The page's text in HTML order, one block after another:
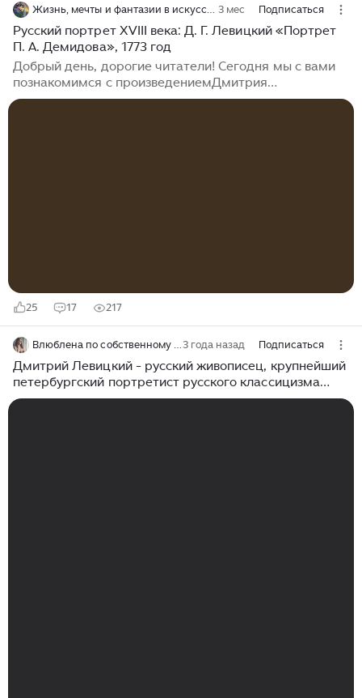
3 мес Подписаться
Русский портрет XVIII века: Д. Г. Левицкий «Портрет
П. А. Демидова», 1773 год
Добрый день, дорогие читатели! Сегодня мы с вами
познакомимся с произведениемДмитрия
Григорьевича Левицкого (1735 – 1822) «Портрет П. А.
25 17 217
Влюблена по собственному желанию3 года назад Подписаться
Дмитрий Левицкий - русский живописец, крупнейший
петербургский портретист русского классицизма
эпохи царствования императрицы Екатерины II.